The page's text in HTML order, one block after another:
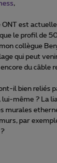
,
ONT est
le profil de
collègue
qui peut
du câble
il bien reliés
lui-même ? La
murales
par